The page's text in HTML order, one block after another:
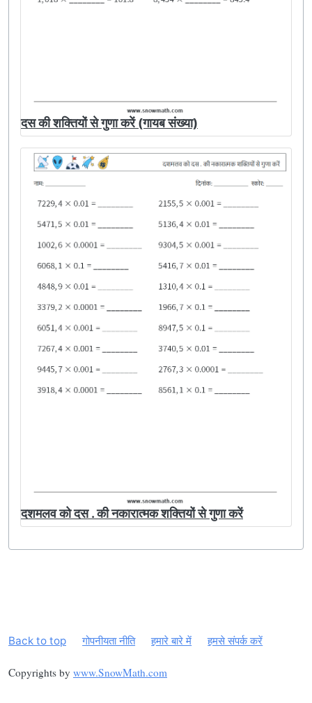
दस की शक्तियों से गुणा करें (गायब संख्या)
दशमलव को दस . की नकारात्मक शक्तियों से गुणा करें
Back to top गोपनीयता नीति हमारे बारे में हमसे संपर्क करें
Copyrights by www.SnowMath.com